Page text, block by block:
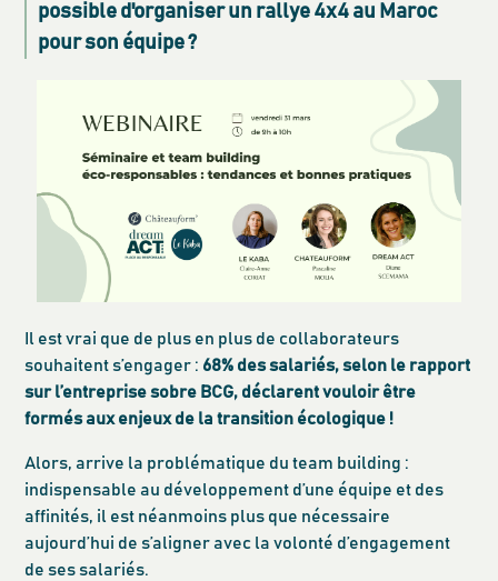
possible d'organiser un rallye 4x4 au Maroc
pour son équipe ?
Il est vrai que de plus en plus de collaborateurs
souhaitent s’engager : 68% des salariés, selon le rapport
sur l’entreprise sobre BCG, déclarent vouloir être
formés aux enjeux de la transition écologique !
Alors, arrive la problématique du team building :
indispensable au développement d’une équipe et des
affinités, il est néanmoins plus que nécessaire
aujourd’hui de s’aligner avec la volonté d’engagement
de ses salariés.